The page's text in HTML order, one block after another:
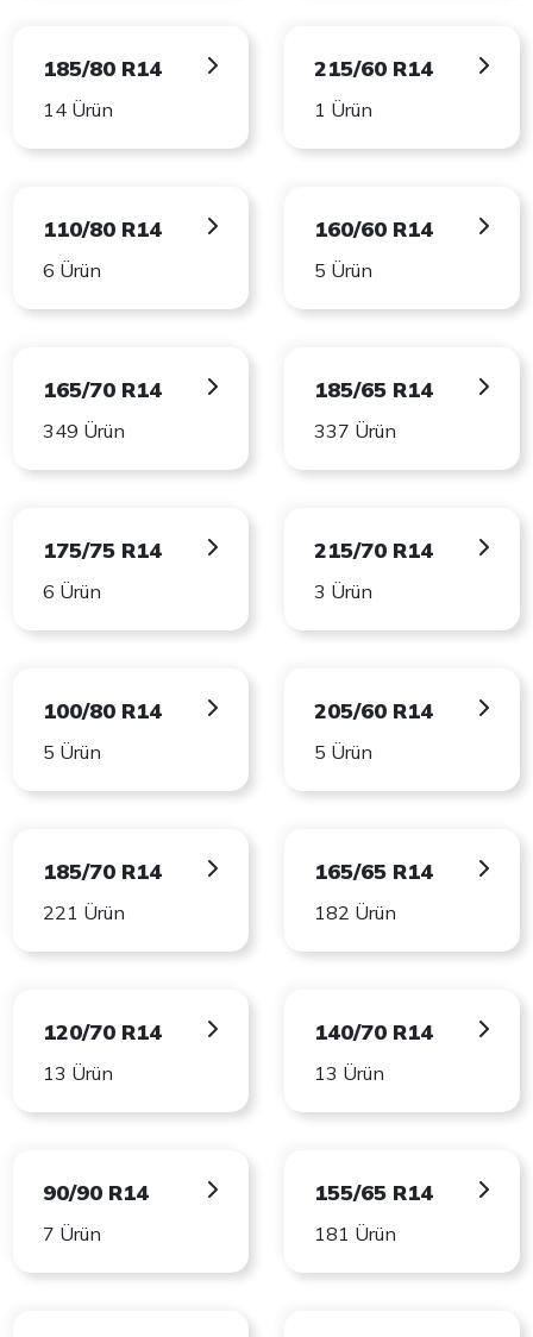
185/80 R14
14 Ürün
215/60 R14
1 Ürün
110/80 R14
6 Ürün
160/60 R14
5 Ürün
165/70 R14
349 Ürün
185/65 R14
337 Ürün
175/75 R14
6 Ürün
215/70 R14
3 Ürün
100/80 R14
5 Ürün
205/60 R14
5 Ürün
185/70 R14
221 Ürün
165/65 R14
182 Ürün
120/70 R14
13 Ürün
140/70 R14
13 Ürün
90/90 R14
7 Ürün
155/65 R14
181 Ürün